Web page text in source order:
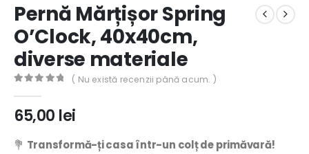
Pernă Mărțișor Spring
O’Clock, 40x40cm,
diverse materiale
( Nu există recenzii până acum. )
65,00 lei
💐 Transformă-ți casa într-un colț de primăvară!